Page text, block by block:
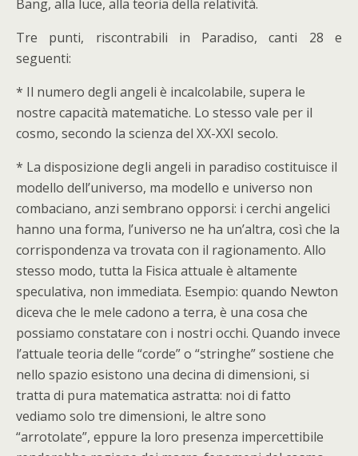
Bang, alla luce, alla teoria della relatività.
Tre punti, riscontrabili in Paradiso, canti 28 e
seguenti:
* Il numero degli angeli è incalcolabile, supera le
nostre capacità matematiche. Lo stesso vale per il
cosmo, secondo la scienza del XX-XXI secolo.
* La disposizione degli angeli in paradiso costituisce il
modello dell’universo, ma modello e universo non
combaciano, anzi sembrano opporsi: i cerchi angelici
hanno una forma, l’universo ne ha un’altra, così che la
corrispondenza va trovata con il ragionamento. Allo
stesso modo, tutta la Fisica attuale è altamente
speculativa, non immediata. Esempio: quando Newton
diceva che le mele cadono a terra, è una cosa che
possiamo constatare con i nostri occhi. Quando invece
l’attuale teoria delle “corde” o “stringhe” sostiene che
nello spazio esistono una decina di dimensioni, si
tratta di pura matematica astratta: noi di fatto
vediamo solo tre dimensioni, le altre sono
“arrotolate”, eppure la loro presenza impercettibile